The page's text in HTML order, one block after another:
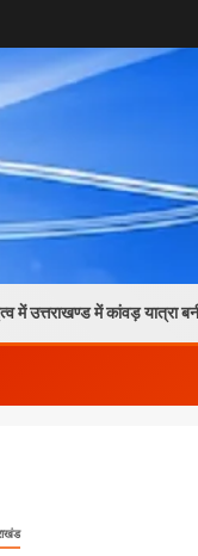
कांवड़ यात्रा बनी सुरक्षित